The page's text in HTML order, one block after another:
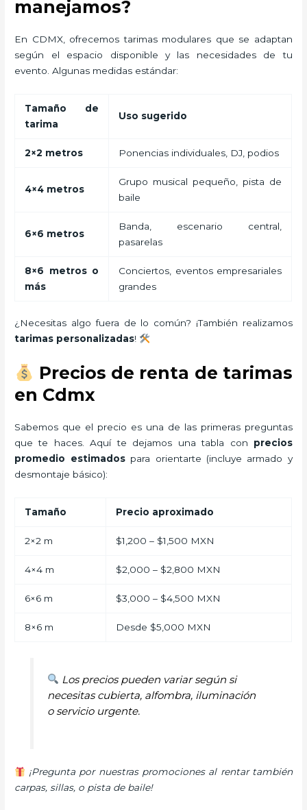
manejamos?
En CDMX, ofrecemos tarimas modulares que se adaptan
según el espacio disponible y las necesidades de tu
evento. Algunas medidas estándar:
Tamaño de
tarima
Uso sugerido
2×2 metros Ponencias individuales, DJ, podios
4×4 metros
Grupo musical pequeño, pista de
baile
6×6 metros
Banda, escenario central,
pasarelas
8×6 metros o
más
Conciertos, eventos empresariales
grandes
¿Necesitas algo fuera de lo común? ¡También realizamos
tarimas personalizadas!
Precios de renta de tarimas
en Cdmx
Sabemos que el precio es una de las primeras preguntas
que te haces. Aquí te dejamos una tabla con precios
promedio estimadospara orientarte (incluye armado y
desmontaje básico):
Tamaño Precio aproximado
2×2 m $1,200 – $1,500 MXN
4×4 m $2,000 – $2,800 MXN
6×6 m $3,000 – $4,500 MXN
8×6 m Desde $5,000 MXN
Los precios pueden variar según si
necesitas cubierta, alfombra, iluminación
o servicio urgente.
¡Pregunta por nuestras promociones al rentar también
carpas, sillas, o pista de baile!